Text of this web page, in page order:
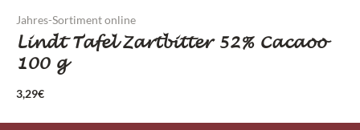
Jahres-Sortiment online
Lindt Tafel Zartbitter 52% Cacaoo
100 g
3,29€